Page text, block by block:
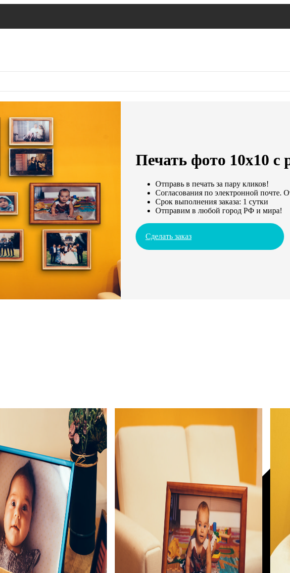
Печать фото 10х10
Отправь в печать за пару кликов!
Согласования по электронной почте.
Срок выполнения заказа: 1 сутки
Отправим в любой город РФ и мира!
Сделать заказ